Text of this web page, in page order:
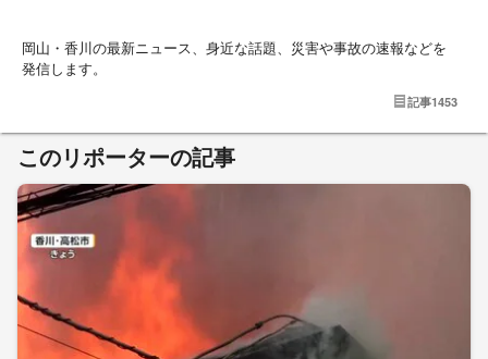
岡山・香川の最新ニュース、身近な話題、災害や事故の速報などを
発信します。
記事1453
このリポーターの記事